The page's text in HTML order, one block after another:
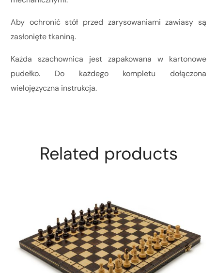
Aby ochronić stół przed zarysowaniami zawiasy są
zasłonięte tkaniną.
Każda szachownica jest zapakowana w kartonowe
pudełko. Do każdego kompletu dołączona
wielojęzyczna instrukcja.
Related products